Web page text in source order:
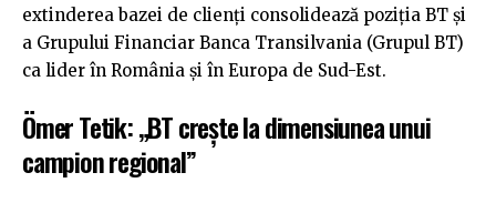
extinderea bazei de clienți consolidează poziția BT și
a Grupului Financiar Banca Transilvania (Grupul BT)
ca lider în România și în Europa de Sud-Est.
Ömer Tetik: „BT crește la dimensiunea unui
campion regional”